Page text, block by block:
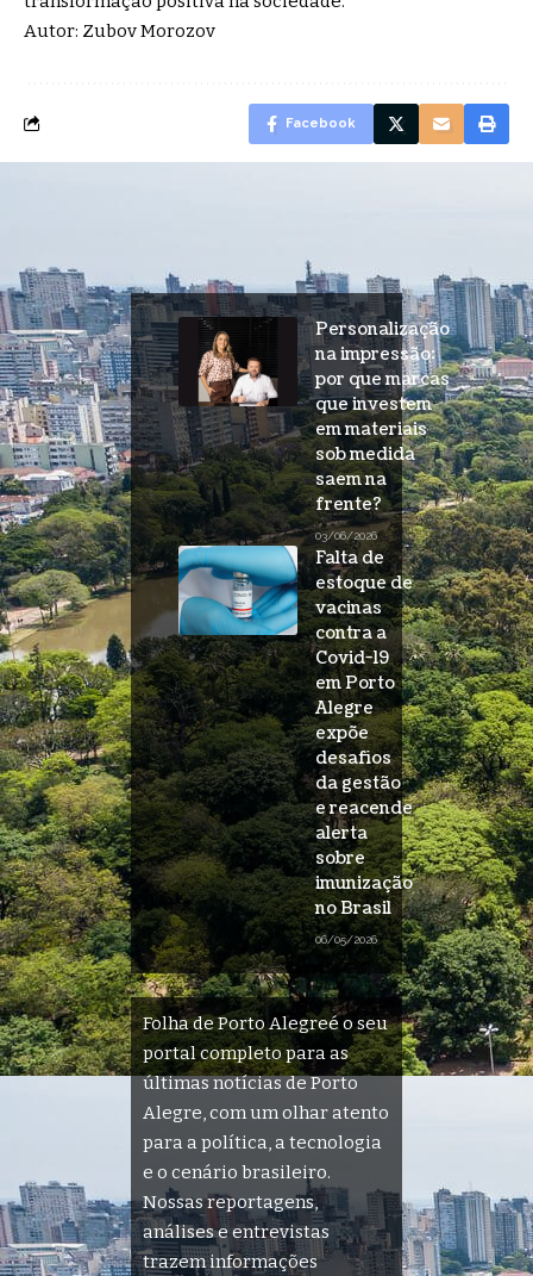
Autor: Zubov Morozov
Facebook
Personalização
na impressão:
por que marcas
que investem
em materiais
sob medida
saem na
frente?
03/06/2026
Falta de
estoque de
vacinas
contra a
Covid-19
em Porto
Alegre
expõe
desafios
da gestão
e reacende
alerta
sobre
imunização
no Brasil
06/05/2026
Folha de Porto Alegreé o seu
portal completo para as
últimas notícias de Porto
Alegre, com um olhar atento
para a política, a tecnologia
e o cenário brasileiro.
Nossas reportagens,
análises e entrevistas
trazem informações